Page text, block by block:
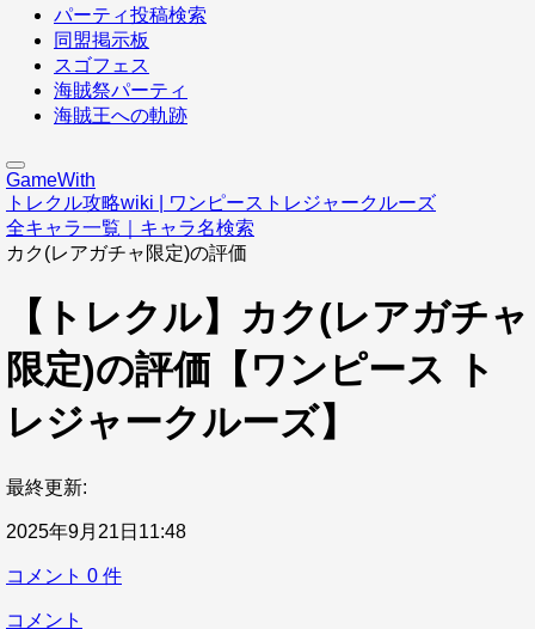
パーティ投稿検索
同盟掲示板
スゴフェス
海賊祭パーティ
海賊王への軌跡
GameWith
トレクル攻略wiki | ワンピーストレジャークルーズ
全キャラ一覧｜キャラ名検索
カク(レアガチャ限定)の評価
【トレクル】カク(レアガチャ
限定)の評価【ワンピース ト
レジャークルーズ】
最終更新:
2025年9月21日11:48
コメント 0 件
コメント